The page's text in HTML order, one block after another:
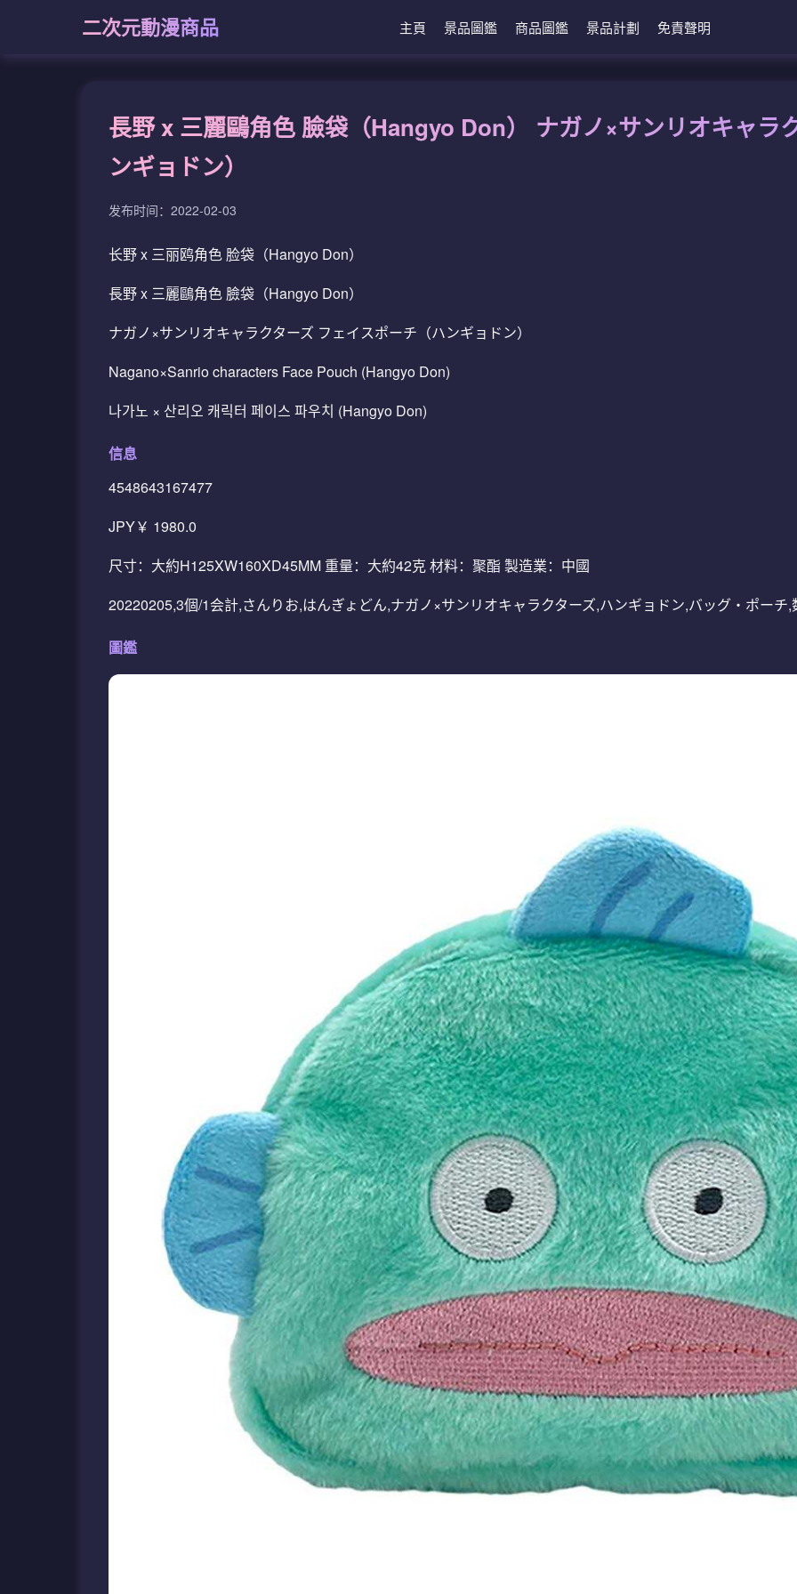
二次元動漫商品 主頁 景品圖鑑 商品圖鑑 景品計劃 免責聲明
長野 x 三麗鷗角色 臉袋（Hangyo Don） ナガノ×サンリオキャラ
ンギョドン）
发布时间：2022-02-03
长野 x 三丽鸥角色 脸袋（Hangyo Don）
長野 x 三麗鷗角色 臉袋（Hangyo Don）
ナガノ×サンリオキャラクターズ フェイスポーチ（ハンギョドン）
Nagano×Sanrio characters Face Pouch (Hangyo Don)
나가노 × 산리오 캐릭터 페이스 파우치 (Hangyo Don)
信息
4548643167477
JPY￥ 1980.0
尺寸：大約H125XW160XD45MM 重量：大約42克 材料：聚酯 製造業：中國
20220205,3個/1会計,さんりお,はんぎょどん,ナガノ×サンリオキャラクターズ,ハンギョドン,バッグ・ポーチ,
圖鑑